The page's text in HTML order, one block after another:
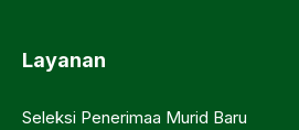
Layanan
Seleksi Penerimaa Murid Baru